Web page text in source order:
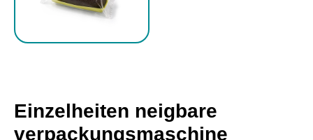
Einzelheiten neigbare
verpackungsmaschine